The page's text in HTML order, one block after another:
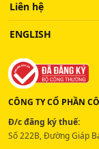
Liên hệ
ENGLISH
CÔNG TY CỔ PHẦN
Đ/c đăng ký thuế:
Số 222B, Đường Giáp